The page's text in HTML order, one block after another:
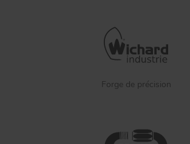
Forge de précision